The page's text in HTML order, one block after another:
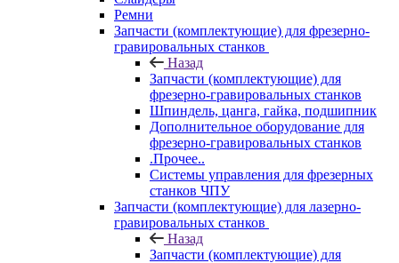
Ремни
Запчасти (комплектующие) для фрезерно-
гравировальных станков
Назад
Запчасти (комплектующие) для
фрезерно-гравировальных станков
Шпиндель, цанга, гайка, подшипник
Дополнительное оборудование для
фрезерно-гравировальных станков
.Прочее..
Системы управления для фрезерных
станков ЧПУ
Запчасти (комплектующие) для лазерно-
гравировальных станков
Назад
Запчасти (комплектующие) для